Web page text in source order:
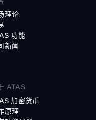
理论
功能
新闻
ATAS
加密货币
原理